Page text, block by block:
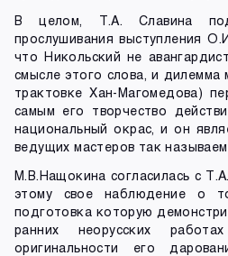
В целом, Т.А. Славина
прослушивания выступления
что Никольский не
смысле этого слова, и дилемма
трактовке Хан-Магомедова)
самым его творчество
национальный окрас, и он
ведущих мастеров так
М.В.Нащокина согласилась с
этому свое наблюдение о
подготовка которую
ранних неорусских
оригинальности его